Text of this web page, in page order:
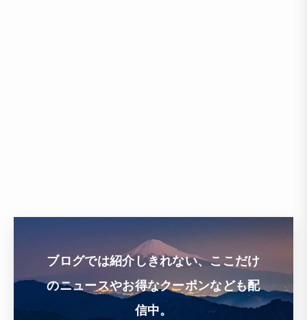
ブログでは紹介しきれない、ここだけ
のニュースやお得なクーポンなども配
信中。